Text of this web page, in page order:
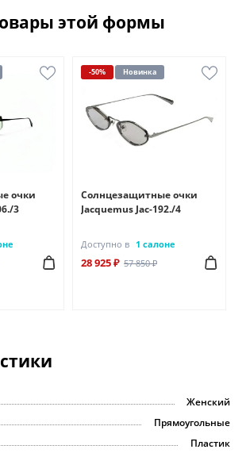
этой формы
очки
3
-50% Новинка
Солнцезащитные очки
Jacquemus Jac-192./4
Доступно в 1 салоне
28 925 ₽ 57 850 ₽
Женский
Прямоугольные
Пластик